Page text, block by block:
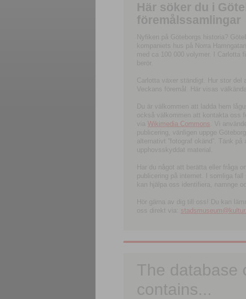
Här söker du i
föremålssamlingar
Nyfiken på Göteborgs historia?
kompaniets hus på Norra
med ca 100 000 volymer. I Carlotta
berör.
Carlotta växer ständigt. Hur stor del
Veckans föremål. Här visas
Du är välkommen att ladda hem
också välkommen att kontakta oss
via Wikimedia Commons . Vi
publicering, vänligen uppge
alternativt ”fotograf okänd”. Tänk
upphovsskyddat material.
Har du något att berätta eller fråga
publicering på internet. I somliga
kan hjälpa oss identifiera, namnge
Hör gärna av dig till oss! Du kan
oss direkt via:
The database
contains...